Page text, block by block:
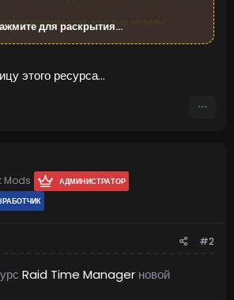
времени как для дня недели
так и для конкретной даты
для раскрытия...
этого ресурса...
Mods
АДМИНИСТРАТОР
#2
Raid Time Manager новой